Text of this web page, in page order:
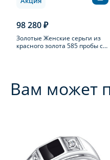
98 280 ₽
Золотые Женские серьги из
красного золота 585 пробы с
Вам может